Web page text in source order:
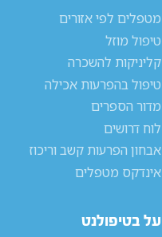
מטפלים לפי אזורים
טיפול מוזל
קליניקות להשכרה
טיפול בהפרעות אכילה
מדור הספרים
לוח דרושים
אבחון הפרעות קשב וריכוז
אינדקס מטפלים
על בטיפולנט